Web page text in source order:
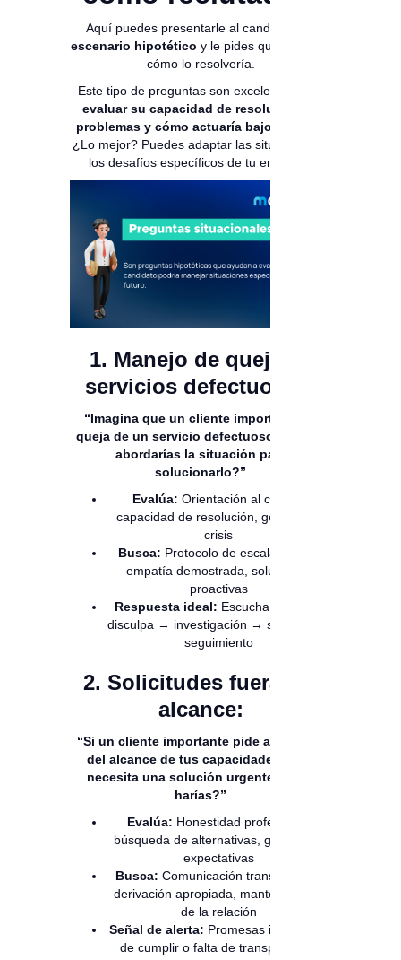
Aquí puedes presentarle al candidato un
escenario hipotético y le pides que explique
cómo lo resolvería.
Este tipo de preguntas son excelentes para
evaluar su capacidad de resolución de
problemas y cómo actuaría bajo presión.
¿Lo mejor? Puedes adaptar las situaciones a
los desafíos específicos de tu empresa.
1. Manejo de quejas y
servicios defectuosos:
“Imagina que un cliente importante se
queja de un servicio defectuoso. ¿Cómo
abordarías la situación para
solucionarlo?”
Evalúa: Orientación al cliente,
capacidad de resolución, gestión de
crisis
Busca: Protocolo de escalamiento,
empatía demostrada, soluciones
proactivas
Respuesta ideal: Escucha activa →
disculpa → investigación → solución →
seguimiento
2. Solicitudes fuera del
alcance:
“Si un cliente importante pide algo fuera
del alcance de tus capacidades, pero
necesita una solución urgente, ¿Qué
harías?”
Evalúa: Honestidad profesional,
búsqueda de alternativas, gestión de
expectativas
Busca: Comunicación transparente,
derivación apropiada, mantenimiento
de la relación
Señal de alerta: Promesas imposibles
de cumplir o falta de transparencia